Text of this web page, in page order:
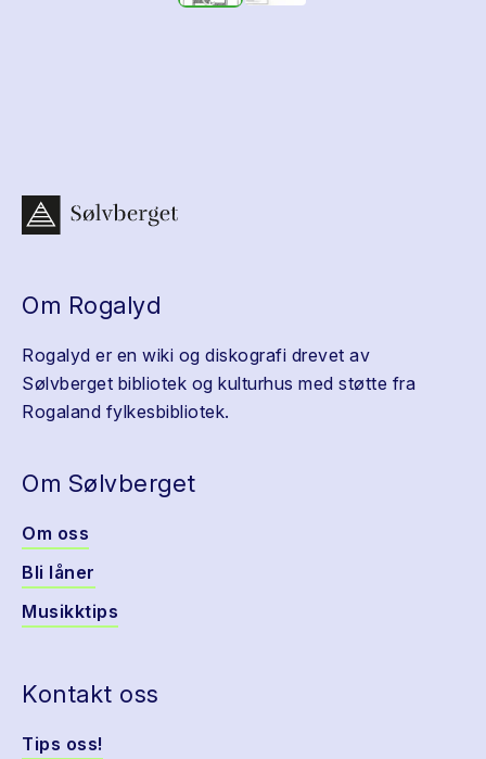
Om Rogalyd
Rogalyd er en wiki og diskografi drevet av
Sølvberget bibliotek og kulturhus med støtte fra
Rogaland fylkesbibliotek.
Om Sølvberget
Om oss
Bli låner
Musikktips
Kontakt oss
Tips oss!